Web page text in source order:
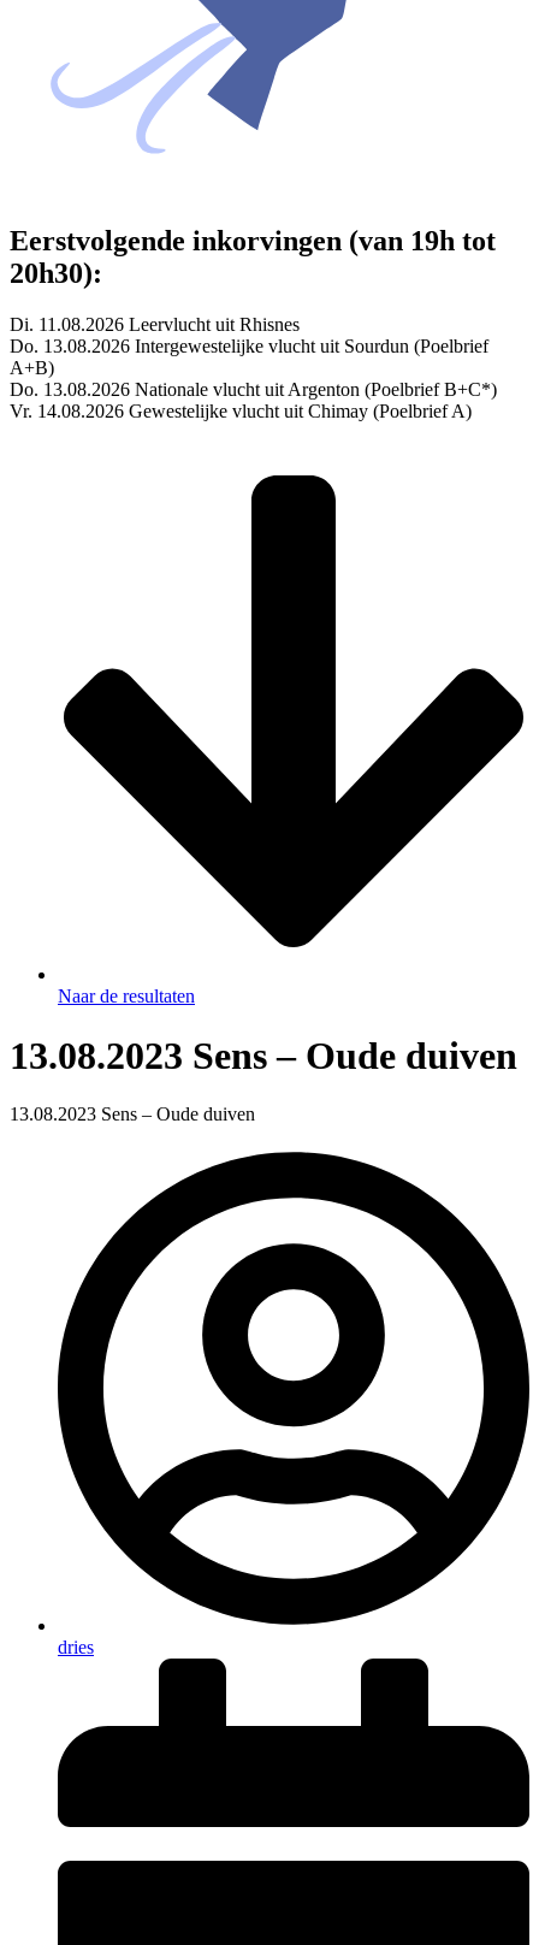
Eerstvolgende inkorvingen (van 19h tot
20h30):
Di. 11.08.2026 Leervlucht uit Rhisnes
Do. 13.08.2026 Intergewestelijke vlucht uit Sourdun (Poelbrief
A+B)
Do. 13.08.2026 Nationale vlucht uit Argenton (Poelbrief B+C*)
Vr. 14.08.2026 Gewestelijke vlucht uit Chimay (Poelbrief A)
Naar de resultaten
13.08.2023 Sens – Oude duiven
13.08.2023 Sens – Oude duiven
dries